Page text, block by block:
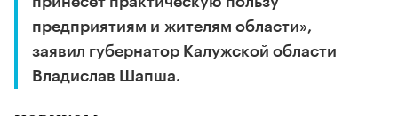
предприятиям и жителям области», —
заявил губернатор Калужской области
Владислав Шапша.